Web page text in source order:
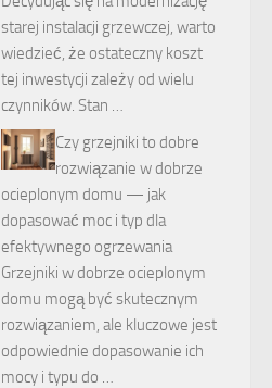
starej instalacji grzewczej, warto
wiedzieć, że ostateczny koszt
tej inwestycji zależy od wielu
czynników. Stan …
Czy grzejniki to dobre
rozwiązanie w dobrze
ocieplonym domu — jak
dopasować moc i typ dla
efektywnego ogrzewania
Grzejniki w dobrze ocieplonym
domu mogą być skutecznym
rozwiązaniem, ale kluczowe jest
odpowiednie dopasowanie ich
mocy i typu do …